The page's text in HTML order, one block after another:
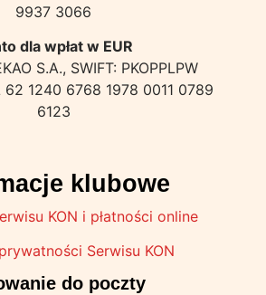
9937 3066
dla wpłat w EUR
S.A., SWIFT: PKOPPLPW
62 1240 6768 1978 0011 0789
6123
klubowe
KON i płatności online
Serwisu KON
do poczty